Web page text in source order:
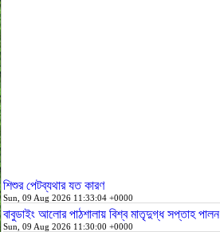
শিশুর পেটব্যথার যত কারণ
Sun, 09 Aug 2026 11:33:04 +0000
বাবুডাইং আলোর পাঠশালায় বিশ্ব মাতৃদুগ্ধ সপ্তাহ পালন
Sun, 09 Aug 2026 11:30:00 +0000